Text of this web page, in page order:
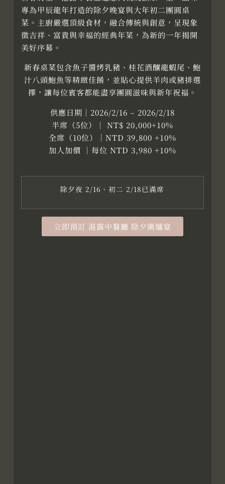
專為甲辰龍年打造的除夕晚宴與大年初二團圓桌
菜。主廚嚴選頂級食材，融合傳統與創意，呈現象
徵吉祥、富貴與幸福的經典年菜，為新的一年揭開
美好序幕。
新春桌菜包含魚子醬烤乳豬、桂花酒釀龍蝦尾、鮑
汁八頭鮑魚等精緻佳餚，並貼心提供羊肉或豬排選
擇，讓每位賓客都能盡享團圓滋味與新年祝福。
供應日期｜2026/2/16 – 2026/2/18
半席（5位）｜ NT$ 20,000+10%
全席（10位）｜NTD 39,800 +10%
加人加價 ｜每位 NTD 3,980 +10%
除夕夜 2/16、初二 2/18已滿席
立即預訂 湛露中餐廳 除夕圍爐宴